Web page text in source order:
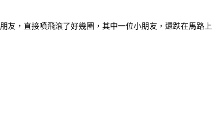
友，直接噴飛滾了好幾圈，其中一位小朋友，還跌在馬路上